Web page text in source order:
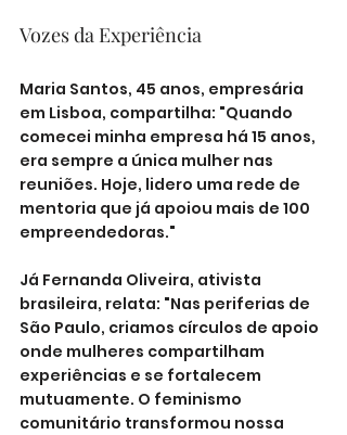
Vozes da Experiência
Maria Santos, 45 anos, empresária
em Lisboa, compartilha: "Quando
comecei minha empresa há 15 anos,
era sempre a única mulher nas
reuniões. Hoje, lidero uma rede de
mentoria que já apoiou mais de 100
empreendedoras."
Já Fernanda Oliveira, ativista
brasileira, relata: "Nas periferias de
São Paulo, criamos círculos de apoio
onde mulheres compartilham
experiências e se fortalecem
mutuamente. O feminismo
comunitário transformou nossa